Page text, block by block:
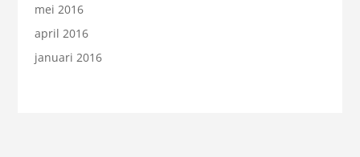
mei 2016
april 2016
januari 2016